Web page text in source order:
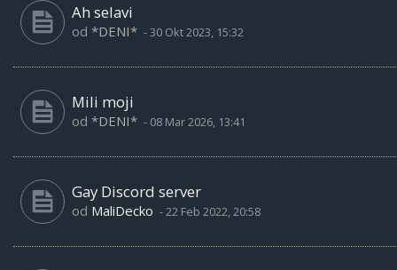
Ah selavi
od *DENI* -30 Okt 2023, 15:32
Mili moji
od *DENI* - 08 Mar 2026, 13:41
Gay Discord server
od MaliDecko -22 Feb 2022, 20:58